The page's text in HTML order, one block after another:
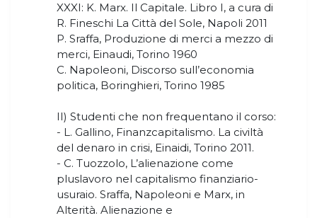
XXXI: K. Marx. Il Capitale. Libro I, a cura di
R. Fineschi La Città del Sole, Napoli 2011
P. Sraffa, Produzione di merci a mezzo di
merci, Einaudi, Torino 1960
C. Napoleoni, Discorso sull’economia
politica, Boringhieri, Torino 1985
II) Studenti che non frequentano il corso:
- L. Gallino, Finanzcapitalismo. La civiltà
del denaro in crisi, Einaidi, Torino 2011.
- C. Tuozzolo, L’alienazione come
pluslavoro nel capitalismo finanziario-
usuraio. Sraffa, Napoleoni e Marx, in
Alterità. Alienazione e